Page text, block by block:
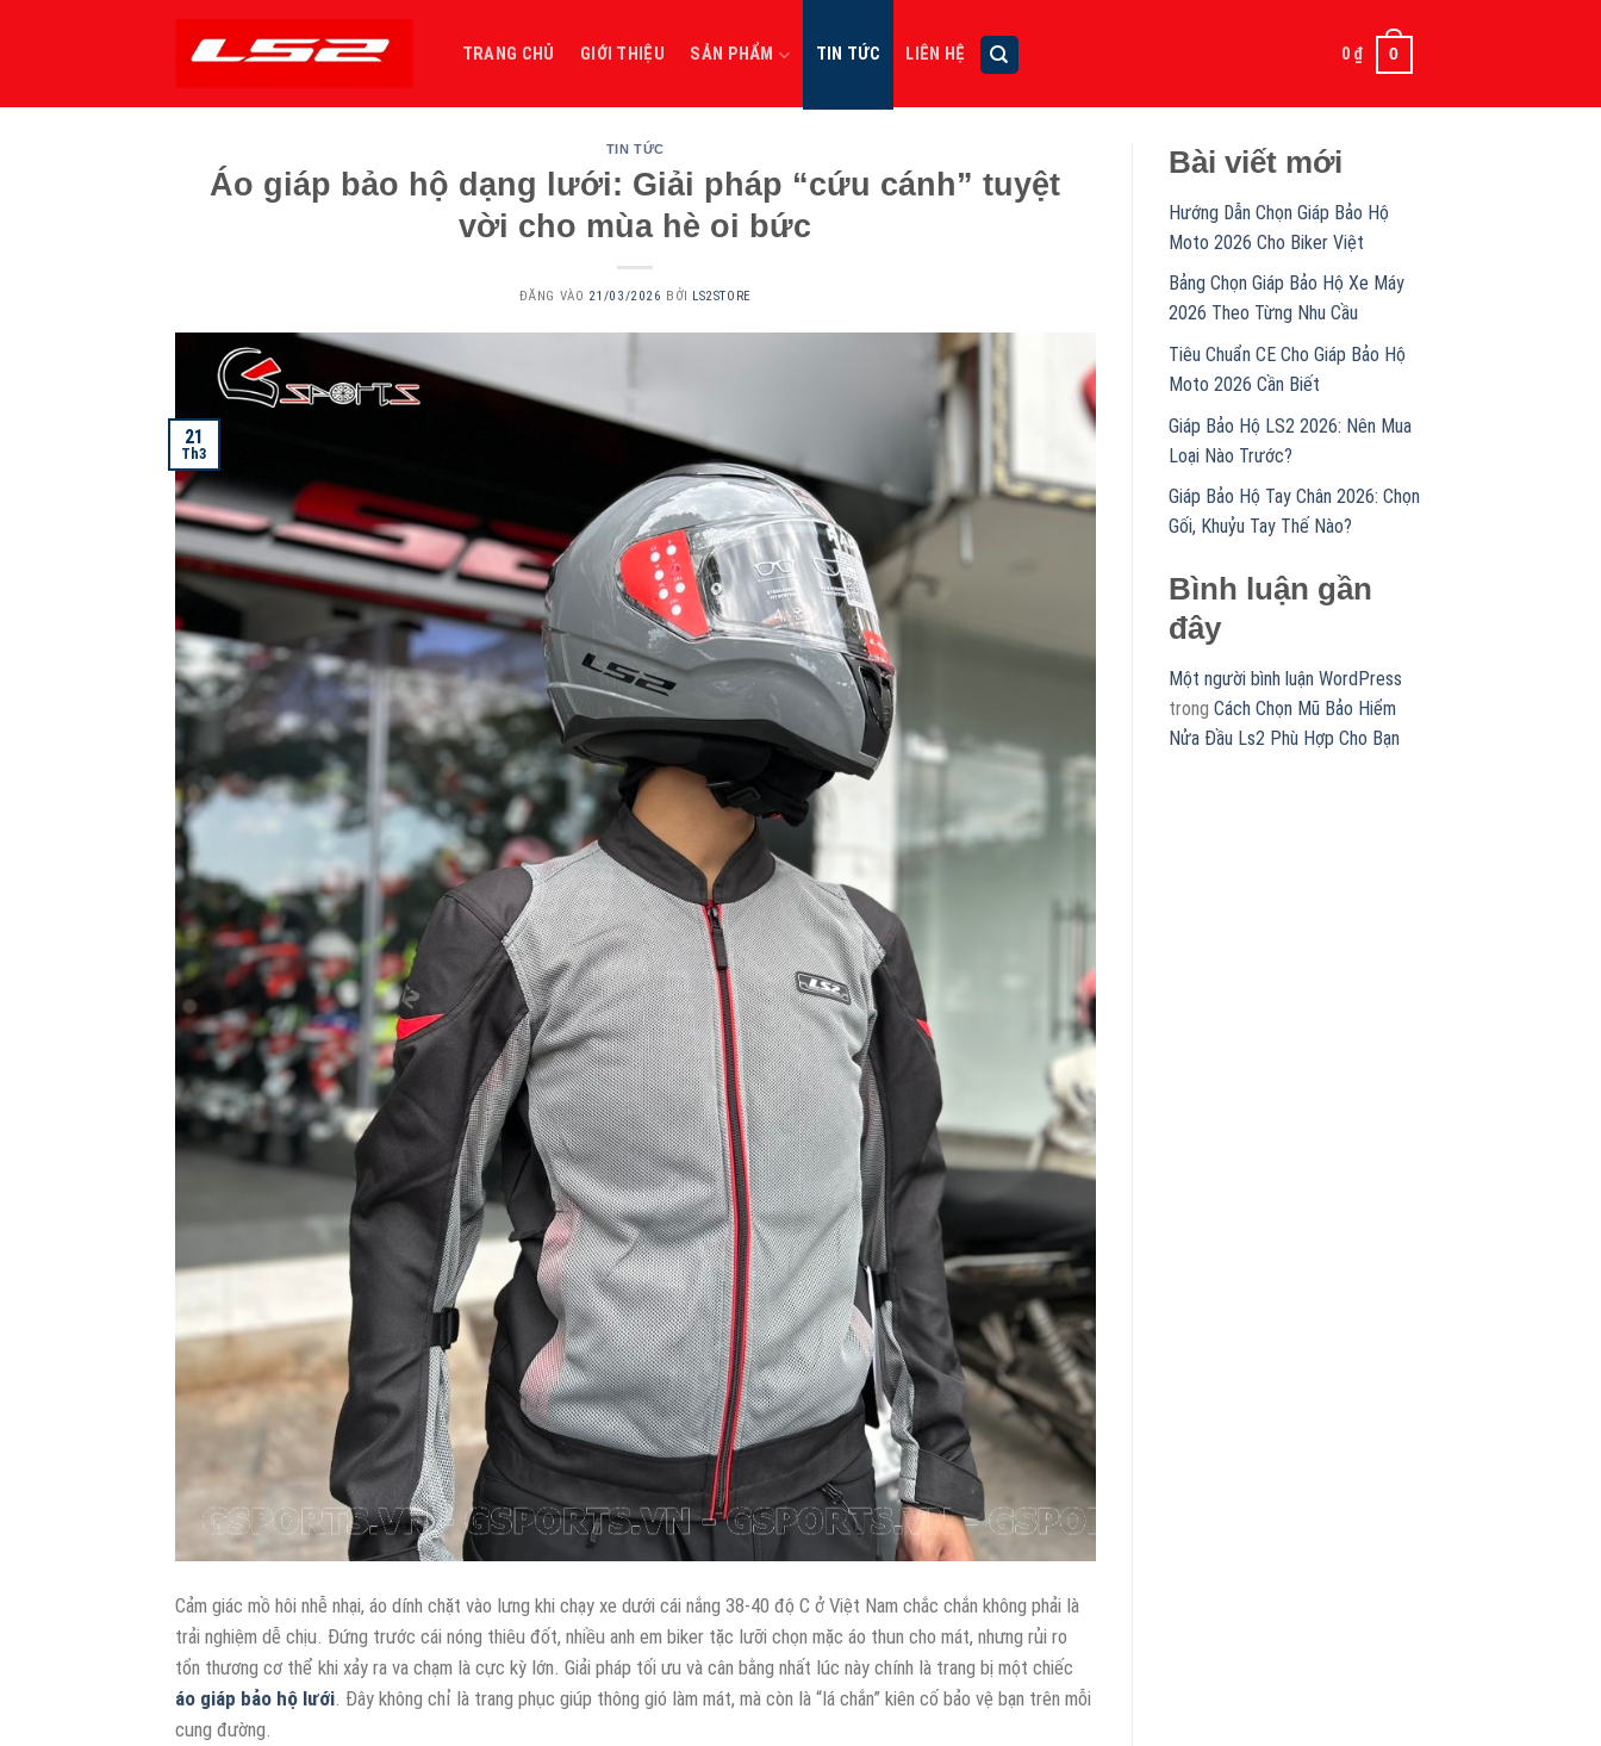
dung
TRANG CHỦ GIỚI THIỆU SẢN PHẨM TIN TỨC LIÊN HỆ 0 ₫ 0
TIN TỨC
Áo giáp bảo hộ dạng lưới: Giải pháp “cứu cánh” tuyệt
vời cho mùa hè oi bức
ĐĂNG VÀO 21/03/2026 BỞI LS2STORE
21
Th3
Cảm giác mồ hôi nhễ nhại, áo dính chặt vào lưng khi chạy xe dưới cái nắng 38-40 độ C ở Việt Nam chắc chắn không phải là
trải nghiệm dễ chịu. Đứng trước cái nóng thiêu đốt, nhiều anh em biker tặc lưỡi chọn mặc áo thun cho mát, nhưng rủi ro
tổn thương cơ thể khi xảy ra va chạm là cực kỳ lớn. Giải pháp tối ưu và cân bằng nhất lúc này chính là trang bị một chiếc
áo giáp bảo hộ lưới . Đây không chỉ là trang phục giúp thông gió làm mát, mà còn là “lá chắn” kiên cố bảo vệ bạn trên mỗi
cung đường.
Bài viết mới
Hướng Dẫn Chọn Giáp Bảo Hộ
Moto 2026 Cho Biker Việt
Bảng Chọn Giáp Bảo Hộ Xe Máy
2026 Theo Từng Nhu Cầu
Tiêu Chuẩn CE Cho Giáp Bảo Hộ
Moto 2026 Cần Biết
Giáp Bảo Hộ LS2 2026: Nên Mua
Loại Nào Trước?
Giáp Bảo Hộ Tay Chân 2026: Chọn
Gối, Khuỷu Tay Thế Nào?
Bình luận gần
đây
Một người bình luận WordPress
trong Cách Chọn Mũ Bảo Hiểm
Nửa Đầu Ls2 Phù Hợp Cho Bạn